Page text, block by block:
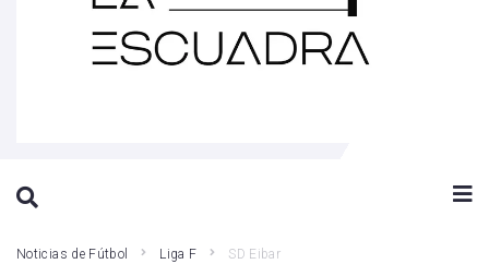
Noticias de Fútbol Liga F SD Eibar